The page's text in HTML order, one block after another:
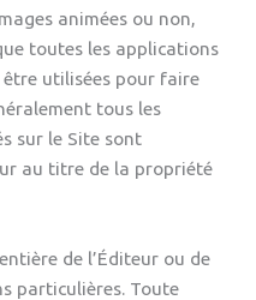
animées ou non,
toutes les applications
utilisées pour faire
tous les
sur le Site sont
au titre de la propriété
de l’Éditeur ou de
particulières. Toute